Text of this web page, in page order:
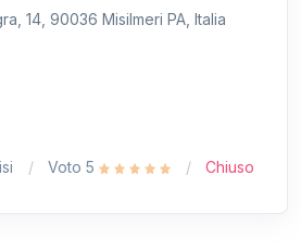
14, 90036 Misilmeri PA, Italia
Voto 5 Chiuso